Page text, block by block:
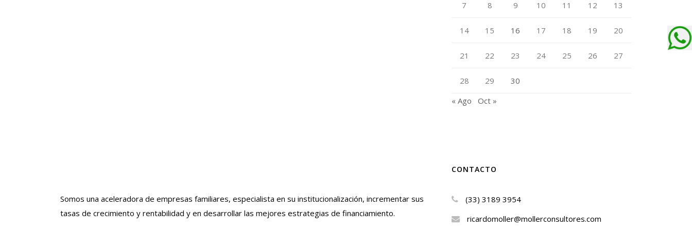
7 8 9 10 11 12 13
14 15 16 17 18 19 20
21 22 23 24 25 26 27
28 29
30
« Ago
Oct »
Somos una aceleradora de empresas familiares, especialista en su institucionalización, incrementar sus
tasas de crecimiento y rentabilidad y en desarrollar las mejores estrategias de financiamiento.
CONTACTO
(33) 3189 3954
ricardomoller@mollerconsultores.com